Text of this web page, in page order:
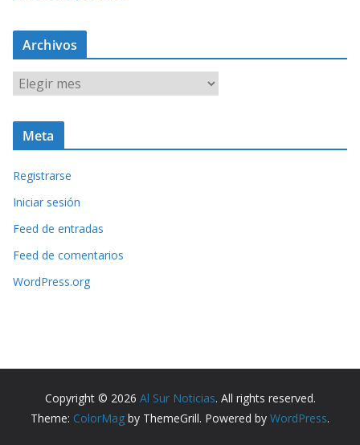
Archivos
r
c
v
o
Meta
Registrarse
Iniciar sesión
Feed de entradas
Feed de comentarios
WordPress.org
Copyright © 2026 Al Sur Noticias. All rights reserved.
Theme: ColorMag by ThemeGrill. Powered by WordPress.